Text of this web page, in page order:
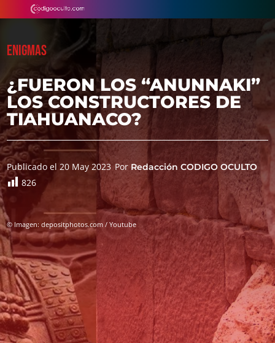
ENIGMAS
¿FUERON LOS “ANUNNAKI”
LOS CONSTRUCTORES DE
TIAHUANACO?
Publicado el 20 May 2023 Por Redacción CODIGO OCULTO
826
© Imagen: depositphotos.com / Youtube